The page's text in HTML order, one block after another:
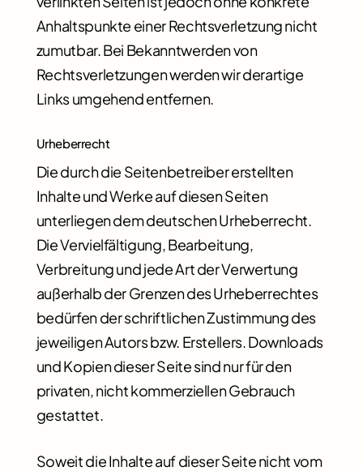
Anhaltspunkte einer Rechtsverletzung nicht
zumutbar. Bei Bekanntwerden von
Rechtsverletzungen werden wir derartige
Links umgehend entfernen.
Urheberrecht
Die durch die Seitenbetreiber erstellten
Inhalte und Werke auf diesen Seiten
unterliegen dem deutschen Urheberrecht.
Die Vervielfältigung, Bearbeitung,
Verbreitung und jede Art der Verwertung
außerhalb der Grenzen des Urheberrechtes
bedürfen der schriftlichen Zustimmung des
jeweiligen Autors bzw. Erstellers. Downloads
und Kopien dieser Seite sind nur für den
privaten, nicht kommerziellen Gebrauch
gestattet.
Soweit die Inhalte auf dieser Seite nicht vom